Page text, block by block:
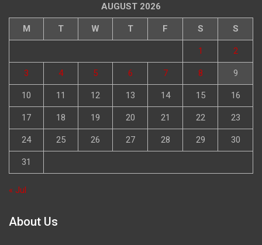
AUGUST 2026
M T W T F S S
1 2
3 4 5 6 7 8 9
10 11 12 13 14 15 16
17 18 19 20 21 22 23
24 25 26 27 28 29 30
31
« Jul
About Us